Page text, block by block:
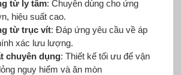
từ ly tâm: Chuyên dùng cho ứng
hiệu suất cao.
từ trục vít: Đáp ứng yêu cầu về áp
xác lưu lượng.
chuyên dụng: Thiết kế tối ưu để vận
nguy hiểm và ăn mòn